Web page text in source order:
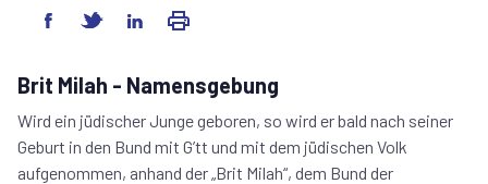
Brit Milah - Namensgebung
Wird ein jüdischer Junge geboren, so wird er bald nach seiner
Geburt in den Bund mit G’tt und mit dem jüdischen Volk
aufgenommen, anhand der „Brit Milah“, dem Bund der